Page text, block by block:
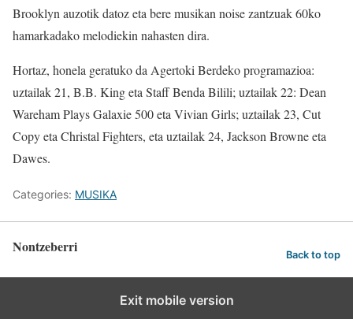
Brooklyn auzotik datoz eta bere musikan noise zantzuak 60ko
hamarkadako melodiekin nahasten dira.
Hortaz, honela geratuko da Agertoki Berdeko programazioa:
uztailak 21, B.B. King eta Staff Benda Bilili; uztailak 22: Dean
Wareham Plays Galaxie 500 eta Vivian Girls; uztailak 23, Cut
Copy eta Christal Fighters, eta uztailak 24, Jackson Browne eta
Dawes.
Categories: MUSIKA
Nontzeberri Back to top
Exit mobile version